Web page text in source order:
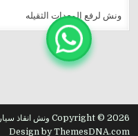
ونش لرفع المعدات الثقيله
Copyright © 2026 ونش انقاذ سيارات الفرسان بالقاهرة |01282505052
Design by ThemesDNA.com